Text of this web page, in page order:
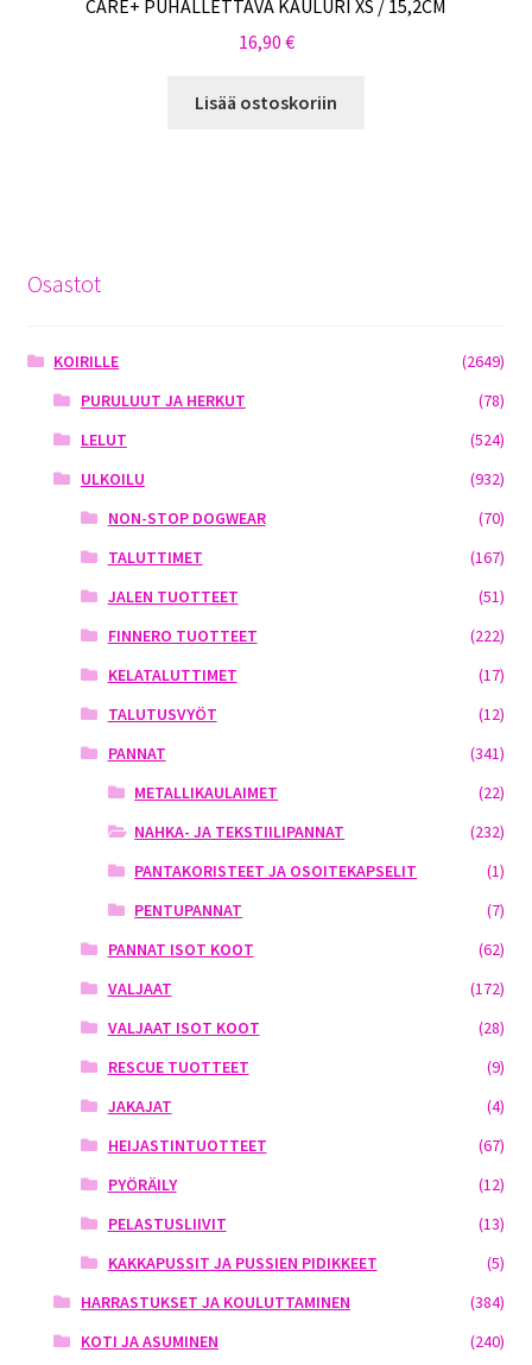
CARE+ PUHALLETTAVA KAULURI XS / 15,2CM
16,90 €
Lisää ostoskoriin
Osastot
KOIRILLE
(2649)
PURULUUT JA HERKUT
(78)
LELUT
(524)
ULKOILU
(932)
NON-STOP DOGWEAR
(70)
TALUTTIMET
(167)
JALEN TUOTTEET
(51)
FINNERO TUOTTEET
(222)
KELATALUTTIMET
(17)
TALUTUSVYÖT
(12)
PANNAT
(341)
METALLIKAULAIMET
(22)
NAHKA- JA TEKSTIILIPANNAT
(232)
PANTAKORISTEET JA OSOITEKAPSELIT
(1)
PENTUPANNAT
(7)
PANNAT ISOT KOOT
(62)
VALJAAT
(172)
VALJAAT ISOT KOOT
(28)
RESCUE TUOTTEET
(9)
JAKAJAT
(4)
HEIJASTINTUOTTEET
(67)
PYÖRÄILY
(12)
PELASTUSLIIVIT
(13)
KAKKAPUSSIT JA PUSSIEN PIDIKKEET
(5)
HARRASTUKSET JA KOULUTTAMINEN
(384)
KOTI JA ASUMINEN
(240)